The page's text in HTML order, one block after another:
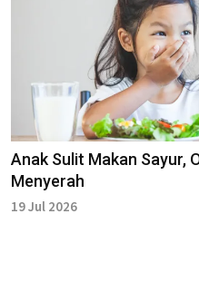
Anak Sulit Makan Sayur,
Menyerah
19 Jul 2026